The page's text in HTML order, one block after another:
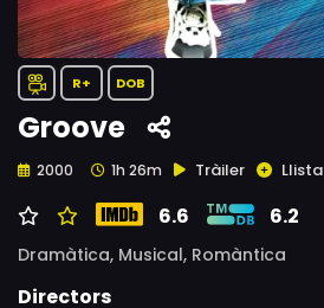
R+ DOB
Groove
2000 1h 26m Tràiler Llista
6.6 6.2
Dramàtica, Musical, Romàntica
Directors